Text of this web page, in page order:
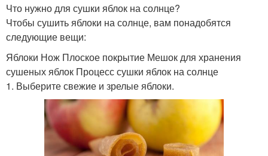
Что нужно для сушки яблок на солнце?
Чтобы сушить яблоки на солнце, вам понадобятся
следующие вещи:
Яблоки Нож Плоское покрытие Мешок для хранения
сушеных яблок Процесс сушки яблок на солнце
1. Выберите свежие и зрелые яблоки.